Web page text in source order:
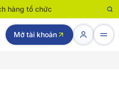
hàng tổ chức
Mở tài khoản